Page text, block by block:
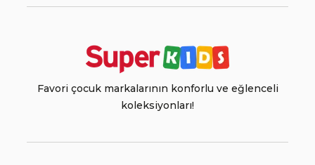
Favori çocuk markalarının konforlu ve eğlenceli
koleksiyonları!